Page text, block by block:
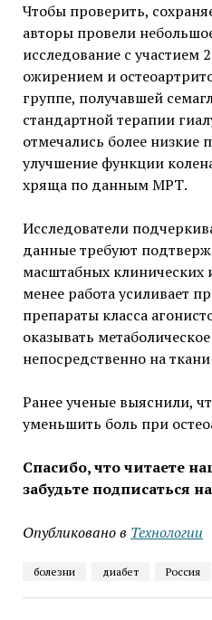
Чтобы проверить,
авторы провели
исследование с участием
ожирением и
группе, получавшей
стандартной терапии
отмечались более низкие
улучшение функции
хряща по данным МРТ.
Исследователи
данные требуют
масштабных клинических
менее работа усиливает
препараты класса
оказывать
непосредственно на ткани
Ранее ученые выяснили,
уменьшить боль при
Спасибо, что читаете
забудьте подписаться
Опубликовано в Технологии
болезни диабет Россия